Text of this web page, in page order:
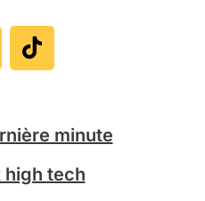
i
k
t
minute
high tech